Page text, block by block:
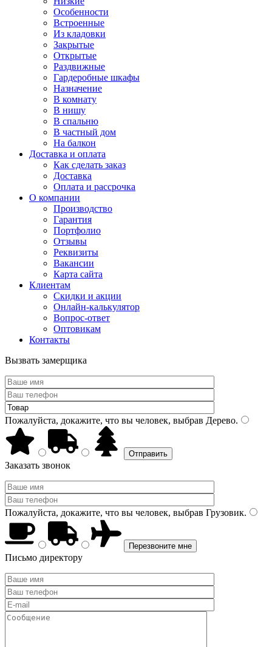
Особенности
Встроенные
Из кладовки
Закрытые
Открытые
Раздвижные
Гардеробные шкафы
Назначение
В комнату
В нишу
В спальню
В частный дом
На балкон
Доставка и оплата
Как сделать заказ
Доставка
Оплата и рассрочка
О компании
Производство
Гарантия
Портфолио
Отзывы
Реквизиты
Вакансии
Карта сайта
Клиентам
Скидки и акции
Онлайн-калькулятор
Вопрос-ответ
Оптовикам
Контакты
Вызвать замерщика
Пожалуйста, докажите, что вы человек, выбрав Дерево.
Заказать звонок
Пожалуйста, докажите, что вы человек, выбрав Грузовик.
Письмо директору